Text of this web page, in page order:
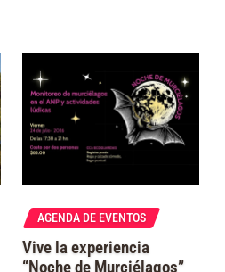
AGENDA DE EVENTOS
Vive la experiencia
“Noche de Murciélagos”